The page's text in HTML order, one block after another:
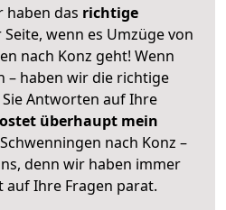
haben das richtige
wenn es Umzüge von
nach Konz geht! Wenn
– haben wir die richtige
Antworten auf Ihre
überhaupt mein
nach Konz –
denn wir haben immer
Ihre Fragen parat.